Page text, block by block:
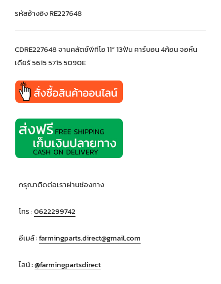
รหัสอ้างอิง RE227648
CDRE227648 จานคลัตช์พีทีโอ 11” 13ฟัน คาร์บอน 4ก้อน จอห์น
เดียร์ 5615 5715 5090E
กรุณาติดต่อเราผ่านช่องทาง
โทร :0622299742
อีเมล์ :farmingparts.direct@gmail.com
ไลน์ :@farmingpartsdirect